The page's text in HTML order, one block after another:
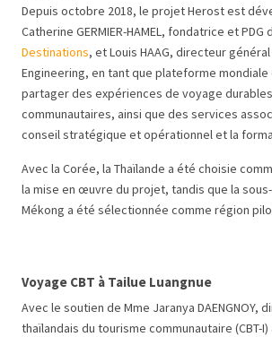
Depuis octobre 2018, le projet Herost est
Catherine GERMIER-HAMEL, fondatrice et PDG
Destinations, et Louis HAAG, directeur
Engineering, en tant que plateforme mondiale
partager des expériences de voyage
communautaires, ainsi que des services
conseil stratégique et opérationnel et la
Avec la Corée, la Thaïlande a été choisie
la mise en œuvre du projet, tandis que la
Mékong a été sélectionnée comme région
Voyage CBT à Tailue Luangnue
Avec le soutien de Mme Jaranya DAENGNOY,
thaïlandais du tourisme communautaire (CBT-I)